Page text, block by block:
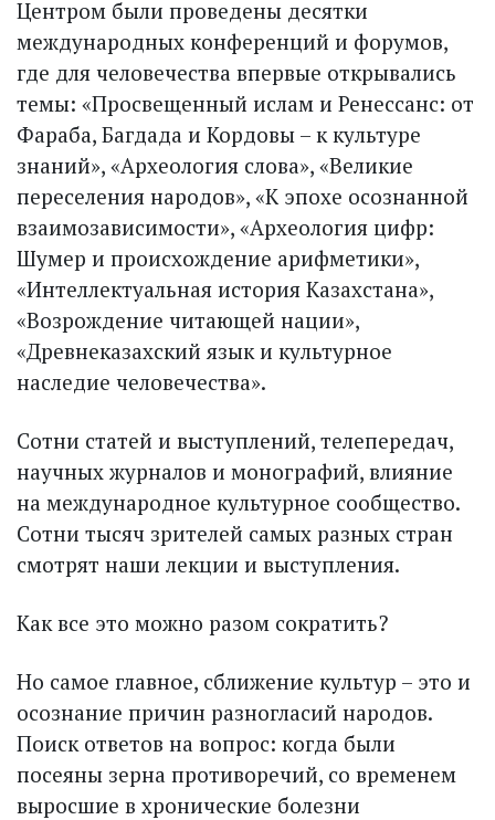
Центром были проведены десятки
международных конференций и форумов,
где для человечества впервые открывались
темы: «Просвещенный ислам и Ренессанс: от
Фараба, Багдада и Кордовы – к культуре
знаний», «Археология слова», «Великие
переселения народов», «К эпохе осознанной
взаимозависимости», «Археология цифр:
Шумер и происхождение арифметики»,
«Интеллектуальная история Казахстана»,
«Возрождение читающей нации»,
«Древнеказахский язык и культурное
наследие человечества».
Сотни статей и выступлений, телепередач,
научных журналов и монографий, влияние
на международное культурное сообщество.
Сотни тысяч зрителей самых разных стран
смотрят наши лекции и выступления.
Как все это можно разом сократить?
Но самое главное, сближение культур – это и
осознание причин разногласий народов.
Поиск ответов на вопрос: когда были
посеяны зерна противоречий, со временем
выросшие в хронические болезни